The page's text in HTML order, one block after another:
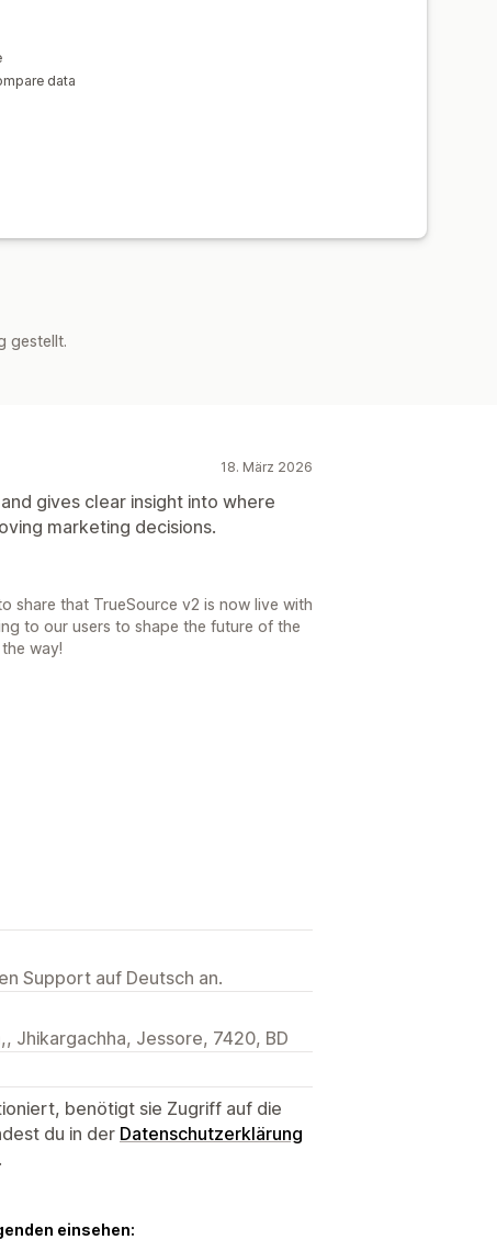
data
gestellt.
18. März 2026
gives clear insight into where
marketing decisions.
share that TrueSource v2 is now live with
to our users to shape the future of the
way!
Support auf Deutsch an.
Jhikargachha, Jessore, 7420, BD
benötigt sie Zugriff auf die
du in der Datenschutzerklärung
einsehen: